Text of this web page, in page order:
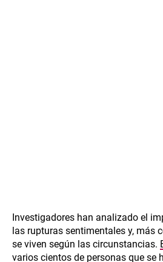
Investigadores han analizado el
las rupturas sentimentales y, más
se viven según las circunstancias.
varios cientos de personas que se